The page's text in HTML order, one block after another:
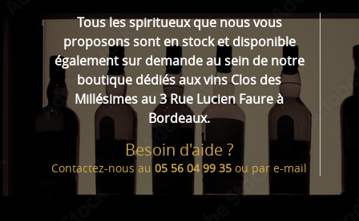
Tous les spiritueux que nous vous
proposons sont en stock et disponible
également sur demande au sein de notre
boutique dédiés aux vins Clos des
Millésimes au 3 Rue Lucien Faure à
Bordeaux.
Besoin d'aide ?
Contactez-nous au 05 56 04 99 35 ou par e-mail